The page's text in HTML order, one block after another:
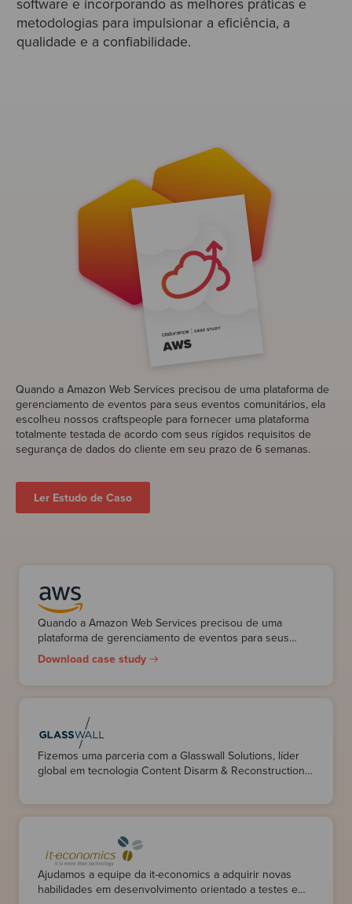
software e incorporando as melhores práticas e
metodologias para impulsionar a eficiência, a
qualidade e a confiabilidade.
Quando a Amazon Web Services precisou de uma plataforma de
gerenciamento de eventos para seus eventos comunitários, ela
escolheu nossos craftspeople para fornecer uma plataforma
totalmente testada de acordo com seus rígidos requisitos de
segurança de dados do cliente em seu prazo de 6 semanas.
Ler Estudo de Caso
Quando a Amazon Web Services precisou de uma
plataforma de gerenciamento de eventos para seus
eventos comunitários, eles escolheram nossos
craftspeople para fornecer uma plataforma totalmente
Download case study
Fizemos uma parceria com a Glasswall Solutions, líder
global em tecnologia Content Disarm & Reconstruction
de e-mail proxy existente para proteger os sistemas
seguros de seus clientes, uma vez que a equipe
começasse a retornar ao escritório depois que as
restrições pandêmicas fossem suspensas.
Ajudamos a equipe da it-economics a adquirir novas
habilidades em desenvolvimento orientado a testes e